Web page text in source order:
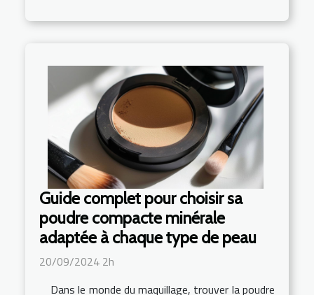
Guide complet pour choisir sa
poudre compacte minérale
adaptée à chaque type de peau
20/09/2024 2h
Dans le monde du maquillage, trouver la poudre